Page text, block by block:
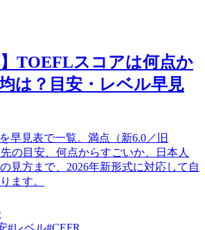
】TOEFLスコアは何点か
は？目安・レベル早見
早見表で一覧。満点（新6.0／旧
の目安、何点からすごいか、日本人
見方まで、2026年新形式に対応して自
ます。
#レベル#CEFR